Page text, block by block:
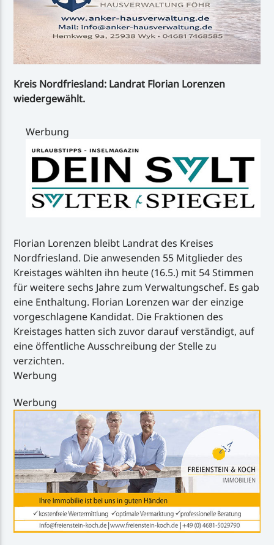
Kreis Nordfriesland: Landrat Florian Lorenzen
wiedergewählt.
Werbung
Florian Lorenzen bleibt Landrat des Kreises
Nordfriesland. Die anwesenden 55 Mitglieder des
Kreistages wählten ihn heute (16.5.) mit 54 Stimmen
für weitere sechs Jahre zum Verwaltungschef. Es gab
eine Enthaltung. Florian Lorenzen war der einzige
vorgeschlagene Kandidat. Die Fraktionen des
Kreistages hatten sich zuvor darauf verständigt, auf
eine öffentliche Ausschreibung der Stelle zu
verzichten.
Werbung
Werbung